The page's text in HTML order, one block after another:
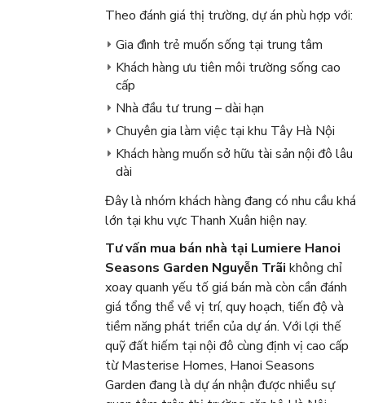
Theo đánh giá thị trường, dự án phù hợp với:
Gia đình trẻ muốn sống tại trung tâm
Khách hàng ưu tiên môi trường sống cao
cấp
Nhà đầu tư trung – dài hạn
Chuyên gia làm việc tại khu Tây Hà Nội
Khách hàng muốn sở hữu tài sản nội đô lâu
dài
Đây là nhóm khách hàng đang có nhu cầu khá
lớn tại khu vực Thanh Xuân hiện nay.
Tư vấn mua bán nhà tại Lumiere Hanoi
Seasons Garden Nguyễn Trãi không chỉ
xoay quanh yếu tố giá bán mà còn cần đánh
giá tổng thể về vị trí, quy hoạch, tiến độ và
tiềm năng phát triển của dự án. Với lợi thế
quỹ đất hiếm tại nội đô cùng định vị cao cấp
từ Masterise Homes, Hanoi Seasons
Garden đang là dự án nhận được nhiều sự